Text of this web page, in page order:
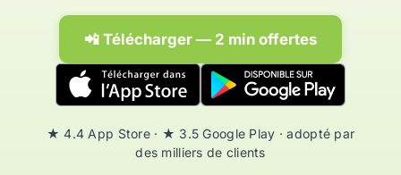
📲 Télécharger — 2 min offertes
★ 4.4 App Store · ★ 3.5 Google Play · adopté par
des milliers de clients